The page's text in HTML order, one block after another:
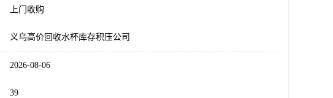
上门收购
义乌高价回收水杯库存积压公司
2026-08-06
39